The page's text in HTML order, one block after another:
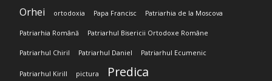
Orhei ortodoxia Papa Francisc Patriarhia de la Moscova
Patriarhia Română Patriarhul Bisericii Ortodoxe Române
Patriarhul Chiril Patriarhul Daniel Patriarhul Ecumenic
Patriarhul Kirill pictura Predica